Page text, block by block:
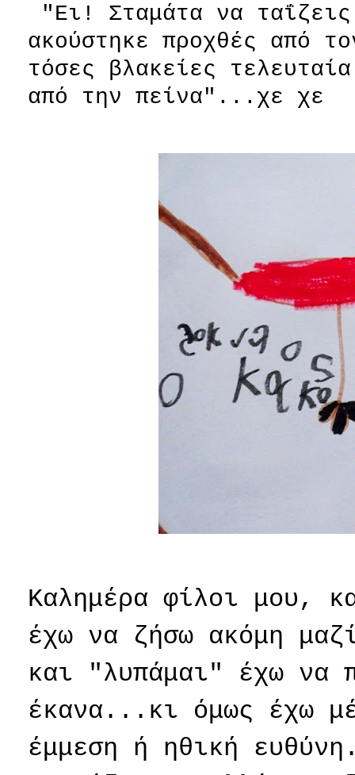
"Ει! Σταμάτα να
ακούστηκε προχθές από
τόσες βλακείες
από την πείνα"...χε χε
Καλημέρα φίλοι μου,
έχω να ζήσω ακόμη
και "λυπάμαι" έχω να
έκανα...κι όμως έχω
έμμεση ή ηθική